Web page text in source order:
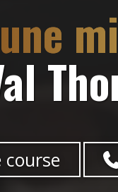
une
course